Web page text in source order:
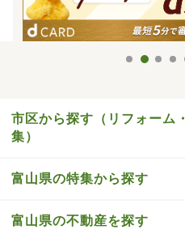
市区から探す（リフォーム
集）
富山県の特集から探す
富山県の不動産を探す